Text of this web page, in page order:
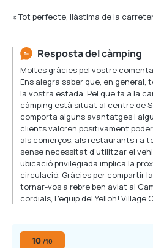
« Tot perfecte, llàstima de la
Resposta del càmping
Moltes gràcies pel vostre
Ens alegra saber que, en
la vostra estada. Pel que fa a la
càmping està situat al centre de
comporta alguns avantatges i
clients valoren positivament
als comerços, als restaurants i a
sense necessitat d'utilitzar el
ubicació privilegiada implica la
circulació. Gràcies per compartir
tornar-vos a rebre ben aviat al
cordials, L'equip del Yelloh! Village
10 /10